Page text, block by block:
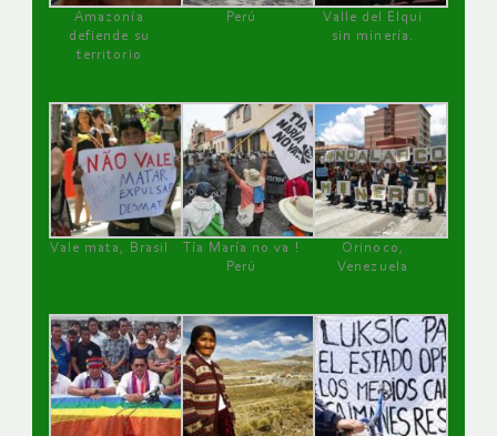
Amazonía
defiende su
territorio
Perú
Valle del Elqui
sin minería.
Vale mata, Brasil
Tía María no va !
Perú
Orinoco,
Venezuela